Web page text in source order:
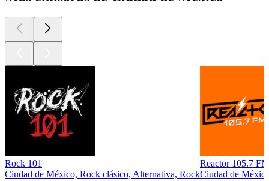
Rock 101
Ciudad de México, Rock clásico, Alternativa, Rock
Reactor 105.7
Ciudad de